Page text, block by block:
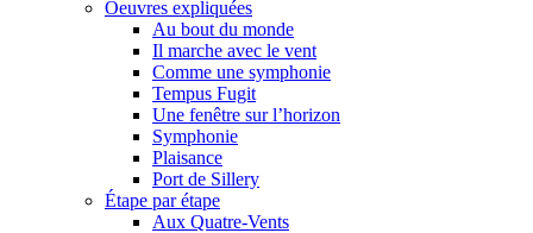
Oeuvres expliquées
Au bout du monde
Il marche avec le vent
Comme une symphonie
Tempus Fugit
Une fenêtre sur l’horizon
Symphonie
Plaisance
Port de Sillery
Étape par étape
Aux Quatre-Vents